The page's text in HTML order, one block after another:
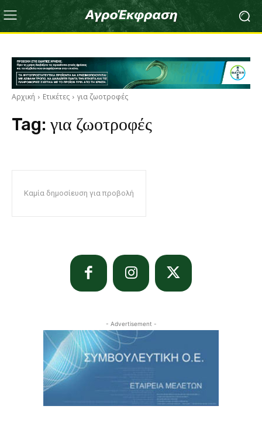
Αρχική Ετικέτες για ζωοτροφές
Tag: για ζωοτροφές
Καμία δημοσίευση για προβολή
- Advertisement -